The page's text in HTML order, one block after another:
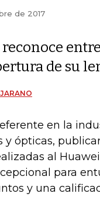
de 2017
de su
en la
y ópticas,
al
para
y una